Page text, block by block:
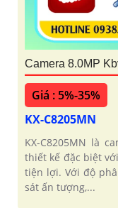
Camera 8.0MP
Giá : 5%-35%
KX-C8205MN
KX-C8205MN là
thiết kế đặc biệt
tiện lợi. Với độ
sát ấn tượng,...